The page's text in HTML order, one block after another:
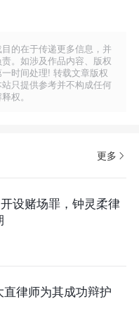
的在于传递更多信息，并
。如涉及作品内容、版权
时间处理! 转载文章版权
只提供参考并不构成任何
权。
更多
设赌场罪，钟灵柔律
律师为其成功辩护